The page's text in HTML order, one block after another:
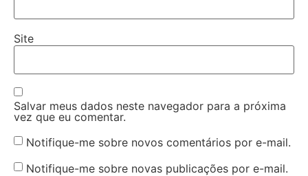
Site
Salvar meus dados neste navegador para a próxima
vez que eu comentar.
Notifique-me sobre novos comentários por e-mail.
Notifique-me sobre novas publicações por e-mail.